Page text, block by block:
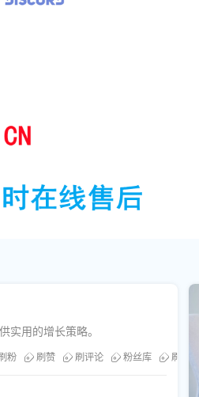
用的增长策略。
粉 刷赞 刷评论 粉丝库 刷浏览